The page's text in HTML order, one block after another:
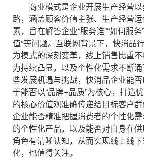
商业模式是企业开展生产经营以
路，涵盖顾客价值主张、生产经营
素，旨在解答企业“服务谁”“如何服
值”等问题。互联网背景下，快消品
为模式的深刻变革，线上销售比重
力持续凸显，以及个性化需求不断
些发展机遇与挑战，快消品企业能
于能否以“品牌+品质”为核心，打造
的核心价值观准确传递给目标客户
企业能否精准把握消费者的个性化
的个性化产品，以及能否对自身在
角色有清晰认知，从而实现线上线
化，也值得关注。